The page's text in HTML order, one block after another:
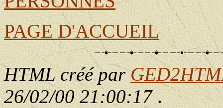
PAGE D'ACCUEIL
HTML créé par
26/02/00 21:00:17.